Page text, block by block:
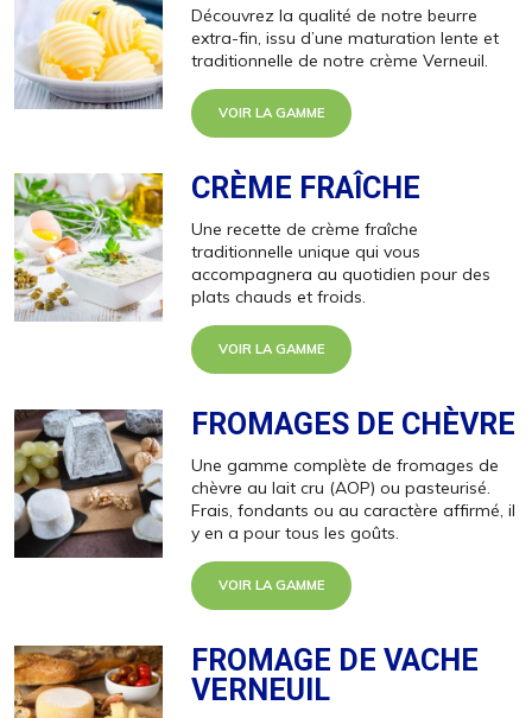
Découvrez la qualité de notre beurre
extra-fin, issu d’une maturation lente et
traditionnelle de notre crème Verneuil.
VOIR LA GAMME
CRÈME FRAÎCHE
Une recette de crème fraîche
traditionnelle unique qui vous
accompagnera au quotidien pour des
plats chauds et froids.
VOIR LA GAMME
FROMAGES DE CHÈVRE
Une gamme complète de fromages de
chèvre au lait cru (AOP) ou pasteurisé.
Frais, fondants ou au caractère affirmé, il
y en a pour tous les goûts.
VOIR LA GAMME
FROMAGE DE VACHE
VERNEUIL